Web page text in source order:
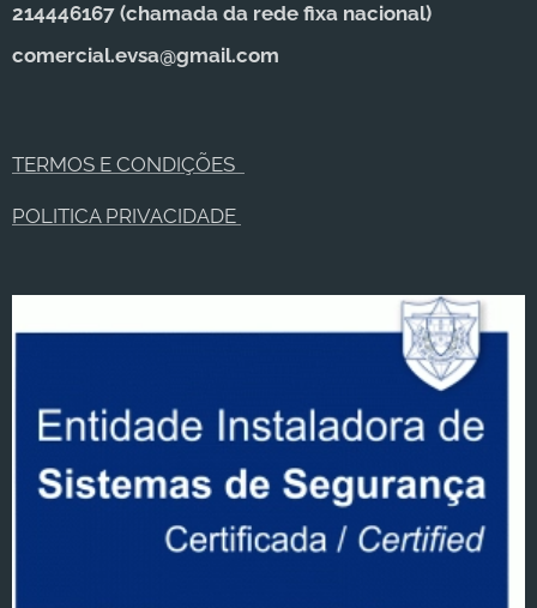
214446167 (chamada da rede fixa nacional)
comercial.evsa@gmail.com
TERMOS E CONDIÇÕES
POLITICA PRIVACIDADE